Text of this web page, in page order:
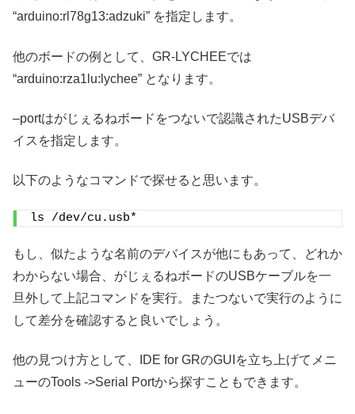
“arduino:rl78g13:adzuki” を指定します。
他のボードの例として、GR-LYCHEEでは
“arduino:rza1lu:lychee” となります。
–portはがじぇるねボードをつないで認識されたUSBデバ
イスを指定します。
以下のようなコマンドで探せると思います。
ls /dev/cu.usb*
もし、似たような名前のデバイスが他にもあって、どれか
わからない場合、がじぇるねボードのUSBケーブルを一
旦外して上記コマンドを実行。またつないで実行のように
して差分を確認すると良いでしょう。
他の見つけ方として、IDE for GRのGUIを立ち上げてメニ
ューのTools ->Serial Portから探すこともできます。